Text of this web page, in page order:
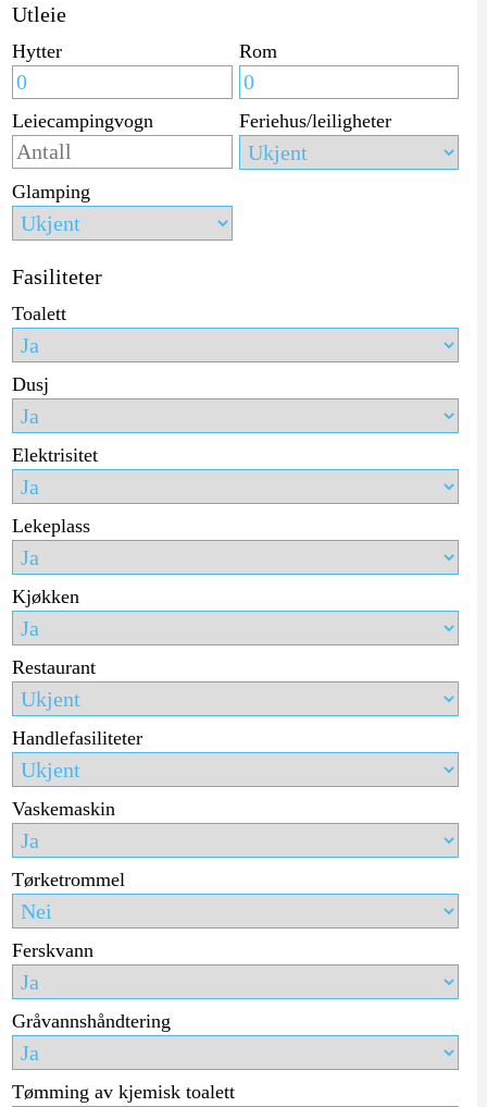
Utleie
Hytter Rom
Leiecampingvogn Feriehus/leiligheter
Glamping
Fasiliteter
Toalett
Dusj
Elektrisitet
Lekeplass
Kjøkken
Restaurant
Handlefasiliteter
Vaskemaskin
Tørketrommel
Ferskvann
Gråvannshåndtering
Tømming av kjemisk toalett